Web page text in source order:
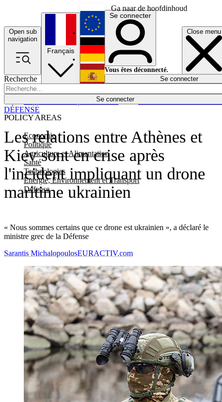
Ga naar de hoofdinhoud
Open sub
navigation
Close menu
Recherche
Se connecter
POLICY AREAS
Economie
Politique
Agriculture et Alimentation
Santé
Technologies
Energie, Environnement et Transport
Défense
Économie
Français
English
Deutsch
Español
Se connecter
Vous êtes déconnecté.
Se connecter
Les relations entre Athènes et
Kiev sont en crise après
l'incident impliquant un drone
maritime ukrainien
« Nous sommes certains que ce drone est ukrainien », a déclaré le
ministre grec de la Défense
DÉFENSE
Sarantis MichalopoulosEURACTIV.com